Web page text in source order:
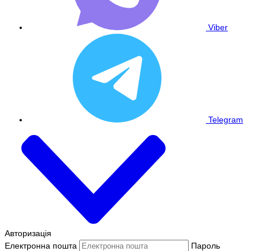
Viber
Telegram
Авторизація
Електронна пошта
Пароль